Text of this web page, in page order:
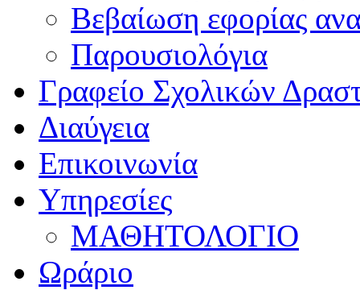
Βεβαίωση εφορίας
Παρουσιολόγια
Γραφείο Σχολικών
Διαύγεια
Επικοινωνία
Υπηρεσίες
ΜΑΘΗΤΟΛΟΓΙΟ
Ωράριο